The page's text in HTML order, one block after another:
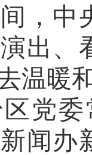
，中
出、
温暖
党
闻办